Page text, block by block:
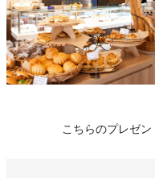
こちらのプレゼ